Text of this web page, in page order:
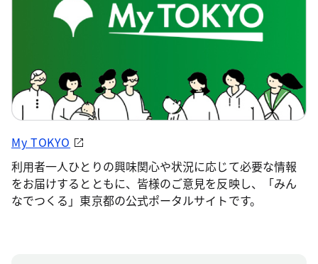
My TOKYO
利用者一人ひとりの興味関心や状況に応じて必要な情報
をお届けするとともに、皆様のご意見を反映し、「みん
なでつくる」東京都の公式ポータルサイトです。